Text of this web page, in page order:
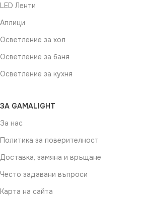
LED Ленти
Аплици
Осветление за хол
Осветление за баня
Осветление за кухня
ЗА GAMALIGHT
За нас
Политика за поверителност
Доставка, замяна и връщане
Често задавани въпроси
Карта на сайта